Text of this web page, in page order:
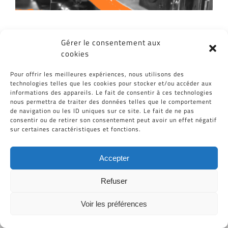
Gérer le consentement aux
cookies
Pour offrir les meilleures expériences, nous utilisons des
technologies telles que les cookies pour stocker et/ou accéder aux
informations des appareils. Le fait de consentir à ces technologies
nous permettra de traiter des données telles que le comportement
de navigation ou les ID uniques sur ce site. Le fait de ne pas
consentir ou de retirer son consentement peut avoir un effet négatif
sur certaines caractéristiques et fonctions.
Accepter
Refuser
Voir les préférences
Partagez cet article, Choisissez votre
Facebook
TwitterRedditLinkedInWhatsApp
TumblrPinterest
Vk
Tous Droits Réservés © Cid-Plastiques 2020 - 2026 |